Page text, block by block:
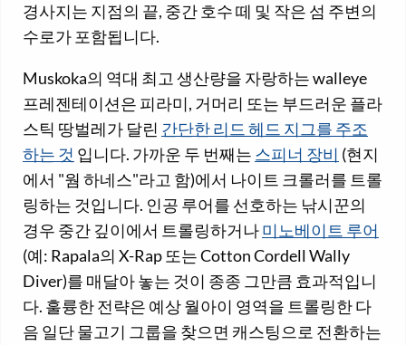
경사지는 지점의 끝, 중간 호수 떼 및 작은 섬 주변의
수로가 포함됩니다.
Muskoka의 역대 최고 생산량을 자랑하는 walleye
프레젠테이션은 피라미, 거머리 또는 부드러운 플라
스틱 땅벌레가 달린 간단한 리드 헤드 지그를 주조
하는 것 입니다. 가까운 두 번째는 스피너 장비 (현지
에서 "웜 하네스"라고 함)에서 나이트 크롤러를 트롤
링하는 것입니다. 인공 루어를 선호하는 낚시꾼의
경우 중간 깊이에서 트롤링하거나미노베이트 루어
(예: Rapala의 X-Rap 또는 Cotton Cordell Wally
Diver)를 매달아 놓는 것이 종종 그만큼 효과적입니
다. 훌륭한 전략은 예상 월아이 영역을 트롤링한 다
음 일단 물고기 그룹을 찾으면 캐스팅으로 전환하는